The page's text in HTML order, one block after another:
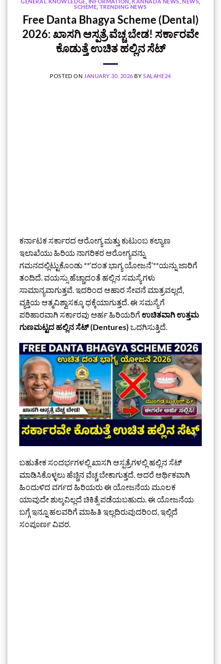
SCHEME TRENDING NEWS
Free Danta Bhagya Scheme (Dental)
2026: ಖಾಸಗಿ ಆಸ್ಪತ್ರೆ ವೆಚ್ಚ ಬೇಡ! ಸರ್ಕಾರವೇ
ಕೊಡುತ್ತೆ ಉಚಿತ ಹಲ್ಲಿನ ಸೆಟ್
POSTED ON JANUARY 30, 2026 BYSALAHE24
ಕರ್ನಾಟಕ ಸರ್ಕಾರದ ಆರೋಗ್ಯ ಮತ್ತು ಕುಟುಂಬ ಕಲ್ಯಾಣ
ಇಲಾಖೆಯು ಹಿರಿಯ ನಾಗರಿಕರ ಆರೋಗ್ಯವನ್ನು
ಗಮನದಲ್ಲಿಟ್ಟುಕೊಂಡು **‘ದಂತ ಭಾಗ್ಯ ಯೋಜನೆ’**ಯನ್ನು ಜಾರಿಗೆ
ತಂದಿದೆ. ವಯಸ್ಸು ಹೆಚ್ಚಾದಂತೆ ಹಲ್ಲಿನ ಸಮಸ್ಯೆಗಳು
ಸಾಮಾನ್ಯವಾಗುತ್ತವೆ. ಇದರಿಂದ ಆಹಾರ ಸೇವನೆ ಮಾತ್ರವಲ್ಲದೆ,
ವ್ಯಕ್ತಿಯ ಆತ್ಮವಿಶ್ವಾಸಕ್ಕೂ ಧಕ್ಕೆಯಾಗುತ್ತದೆ. ಈ ಸಮಸ್ಯೆಗೆ
ಪರಿಹಾರವಾಗಿ ಸರ್ಕಾರವು ಅರ್ಹ ಹಿರಿಯರಿಗೆ ಉಚಿತವಾಗಿ ಉತ್ತಮ
ಗುಣಮಟ್ಟದ ಹಲ್ಲಿನ ಸೆಟ್ (Dentures) ಒದಗಿಸುತ್ತಿದೆ.
ಬಹುತೇಕ ಸಂದರ್ಭಗಳಲ್ಲಿ ಖಾಸಗಿ ಆಸ್ಪತ್ರೆಗಳಲ್ಲಿ ಹಲ್ಲಿನ ಸೆಟ್
ಮಾಡಿಸಿಕೊಳ್ಳಲು ಹೆಚ್ಚಿನ ವೆಚ್ಚ ಬೇಕಾಗುತ್ತದೆ. ಆದರೆ ಆರ್ಥಿಕವಾಗಿ
ಹಿಂದುಳಿದ ವರ್ಗದ ಹಿರಿಯರು ಈ ಯೋಜನೆಯ ಮೂಲಕ
ಯಾವುದೇ ಶುಲ್ಕವಿಲ್ಲದೆ ಚಿಕಿತ್ಸೆ ಪಡೆಯಬಹುದು. ಈ ಯೋಜನೆಯ
ಬಗ್ಗೆ ಇನ್ನೂ ಹಲವರಿಗೆ ಮಾಹಿತಿ ಇಲ್ಲದಿರುವುದರಿಂದ, ಇಲ್ಲಿದೆ
ಸಂಪೂರ್ಣ ವಿವರ.